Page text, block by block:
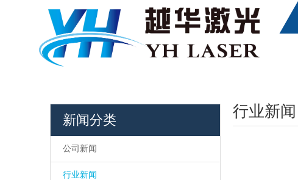
新闻分类
公司新闻
行业新闻
行业新闻